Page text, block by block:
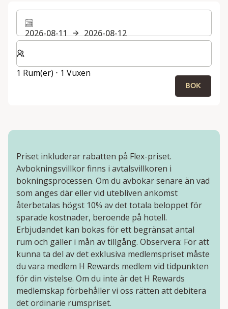
2026-08-11
2026-08-12
Välj antal rum och gäster för din vistelse
1 Rum(er) ⋅ 1 Vuxen
BOK
Priset inkluderar rabatten på Flex-priset.
Avbokningsvillkor finns i avtalsvillkoren i
bokningsprocessen. Om du avbokar senare än vad
som anges där eller vid utebliven ankomst
återbetalas högst 10% av det totala beloppet för
sparade kostnader, beroende på hotell.
Erbjudandet kan bokas för ett begränsat antal
rum och gäller i mån av tillgång. Observera: För att
kunna ta del av det exklusiva medlemspriset måste
du vara medlem H Rewards medlem vid tidpunkten
för din vistelse. Om du inte är det H Rewards
medlemskap förbehåller vi oss rätten att debitera
det ordinarie rumspriset.